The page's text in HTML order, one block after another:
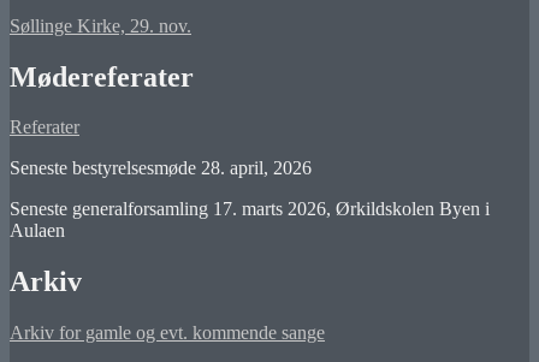
Søllinge Kirke, 29. nov.
Mødereferater
Referater
Seneste bestyrelsesmøde 28. april, 2026
Seneste generalforsamling 17. marts 2026, Ørkildskolen Byen i
Aulaen
Arkiv
Arkiv for gamle og evt. kommende sange